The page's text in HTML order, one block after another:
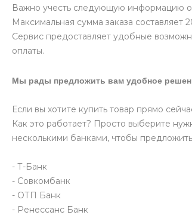
Важно учесть следующую информацию
Максимальная сумма заказа составляет
Сервис предоставляет удобные
оплаты.
Мы рады предложить вам удобное
Если вы хотите купить товар прямо
Как это работает? Просто выберите
несколькими банками, чтобы
- Т-Банк
- Совкомбанк
- ОТП Банк
- Ренессанс Банк